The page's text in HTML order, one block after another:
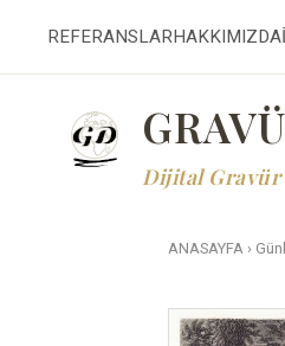
REFERANSLARHAKKIMIZDA
Dijital
ANASAYFA ›